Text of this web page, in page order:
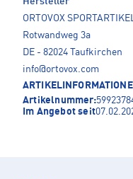
ORTOVOX
Rotwandweg 3a
DE - 82024 Taufkirchen
info@ortovox.com
Artikelnummer:
Im Angebot seit